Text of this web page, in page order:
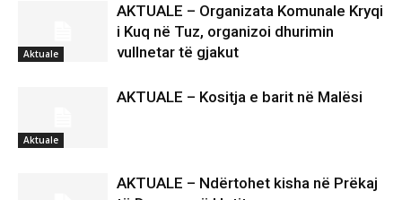
Aktuale
AKTUALE – Organizata Komunale Kryqi
i Kuq në Tuz, organizoi dhurimin
vullnetar të gjakut
Aktuale
AKTUALE – Kositja e barit në Malësi
AKTUALE – Ndërtohet kisha në Prëkaj